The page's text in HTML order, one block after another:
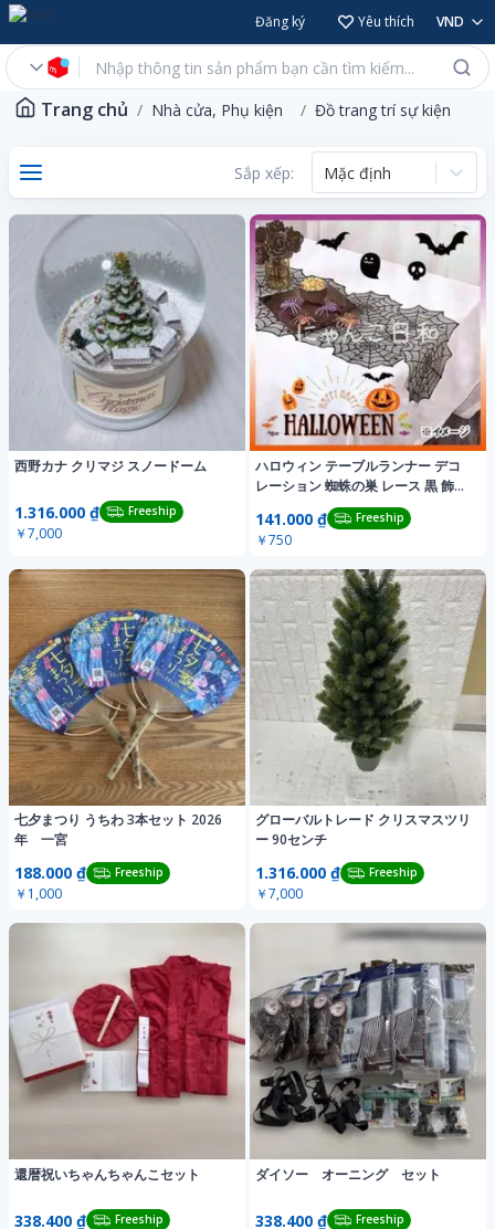
Đăng ký Yêu thích VND
Trang chủ Nhà cửa, Phụ kiện Đồ trang trí sự kiện
Sắp xếp: Mặc định
西野カナ クリマジ スノードーム
1.316.000 ₫ Freeship
￥7,000
ハロウィン テーブルランナー デコ
レーション 蜘蛛の巣 レース 黒 飾り
141.000 ₫ Freeship
￥750
七夕まつり うちわ 3本セット 2026
年 一宮
188.000 ₫ Freeship
￥1,000
グローバルトレード クリスマスツリ
ー 90センチ
1.316.000 ₫ Freeship
￥7,000
還暦祝いちゃんちゃんこセット
338.400 ₫ Freeship
ダイソー オーニング セット
338.400 ₫ Freeship